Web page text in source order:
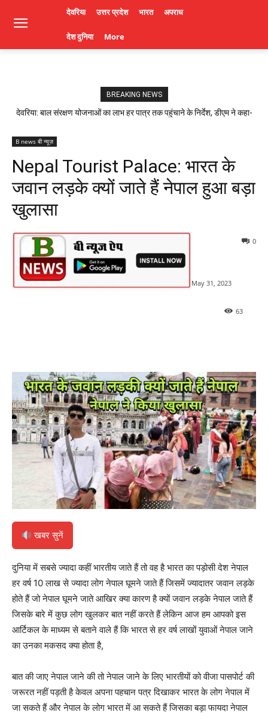
देवरिया उत्तर प्रदेश भारत अपराध
देश दुनिया More
BREAKING NEWS
देवरिया: बाल संरक्षण योजनाओं का लाभ हर पात्र तक पहुंचाने के निर्देश, डीएम ने कहा-
B news बी न्यूज़
Nepal Tourist Palace: भारत के
जवान लड़के क्यों जाते हैं नेपाल हुआ बड़ा
खुलासा
May 31, 2023
0
63
खबर सुनें
दुनिया में सबसे ज्यादा कहीं भारतीय जाते हैं तो वह है भारत का पड़ोसी देश नेपाल
हर वर्ष 10 लाख से ज्यादा लोग नेपाल घूमने जाते हैं जिसमें ज्यादातर जवान लड़के
होते हैं जो नेपाल घूमने जाते आखिर क्या कारण है क्यों जवान लड़के नेपाल जाते हैं
जिसके बारे में कुछ लोग खुलकर बात नहीं करते हैं लेकिन आज हम आपको इस
आर्टिकल के माध्यम से बताने वाले हैं कि भारत से हर वर्ष लाखों युवाओं नेपाल जाने
का उनका मकसद क्या होता है,
बात की जाए नेपाल जाने की तो नेपाल जाने के लिए भारतीयों को वीजा पासपोर्ट की
जरूरत नहीं पड़ती है केवल अपना पहचान पत्र दिखाकर भारत के लोग नेपाल में
जा सकते हैं और नेपाल के लोग भारत में आ सकते हैं जिसका बड़ा फायदा नेपाल